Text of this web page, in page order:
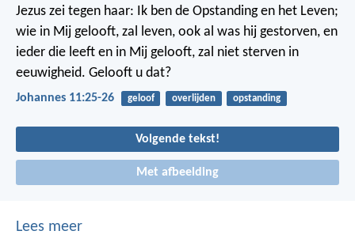
Jezus zei tegen haar: Ik ben de Opstanding en het Leven;
wie in Mij gelooft, zal leven, ook al was hij gestorven, en
ieder die leeft en in Mij gelooft, zal niet sterven in
eeuwigheid. Gelooft u dat?
Johannes 11:25-26 geloof overlijden opstanding
Volgende tekst!
Met afbeelding
Lees meer